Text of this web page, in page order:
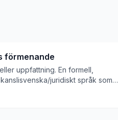
förmenande
uppfattning. En formell,
juridiskt språk som
följer är någons subjektiva